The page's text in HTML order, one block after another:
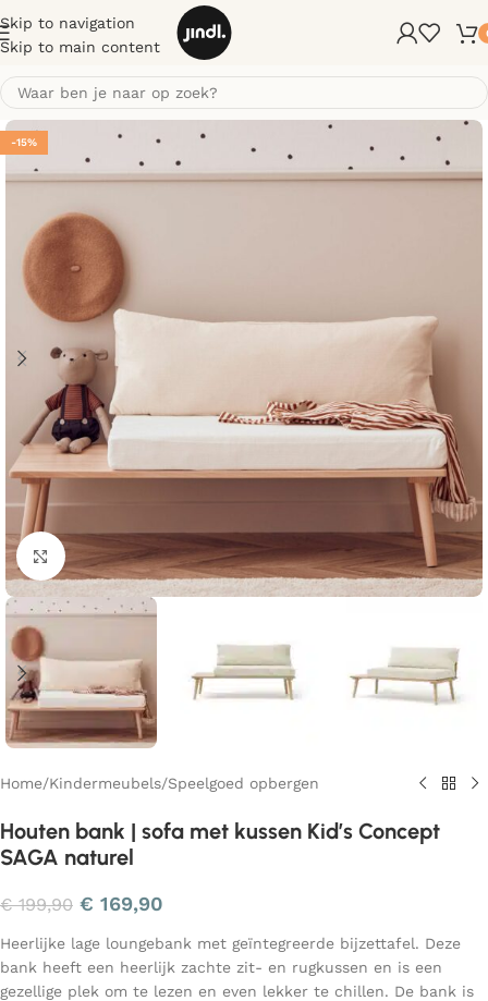
Skip to navigation
Skip to main content
-15%
Klik om te vergroten
Home/Kindermeubels/Speelgoed opbergen
Houten bank | sofa met kussen Kid’s Concept
SAGA naturel
€199,90 € 169,90
Heerlijke lage loungebank met geïntegreerde bijzettafel. Deze
bank heeft een heerlijk zachte zit- en rugkussen en is een
gezellige plek om te lezen en even lekker te chillen. De bank is